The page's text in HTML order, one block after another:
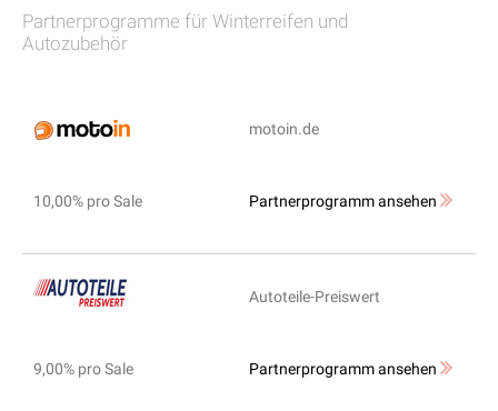
Partnerprogramme für Winterreifen und
Autozubehör
motoin.de
10,00% pro Sale Partnerprogramm ansehen
Autoteile-Preiswert
9,00% pro Sale Partnerprogramm ansehen